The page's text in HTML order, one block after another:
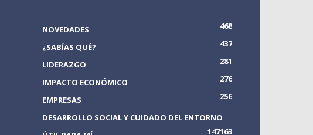
NOVEDADES
468
¿SABÍAS QUÉ?
437
LIDERAZGO
281
IMPACTO ECONÓMICO
276
EMPRESAS
256
DESARROLLO SOCIAL Y CUIDADO DEL ENTORNO
163
147